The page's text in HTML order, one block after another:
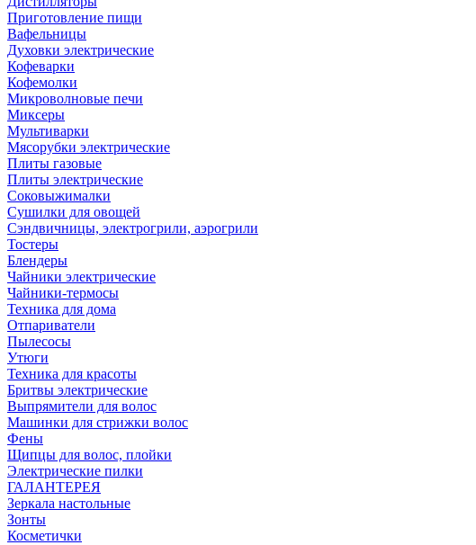
Приготовление пищи
Вафельницы
Духовки электрические
Кофеварки
Кофемолки
Микроволновые печи
Миксеры
Мультиварки
Мясорубки электрические
Плиты газовые
Плиты электрические
Соковыжималки
Сушилки для овощей
Сэндвичницы, электрогрили, аэрогрили
Тостеры
Блендеры
Чайники электрические
Чайники-термосы
Техника для дома
Отпариватели
Пылесосы
Утюги
Техника для красоты
Бритвы электрические
Выпрямители для волос
Машинки для стрижки волос
Фены
Щипцы для волос, плойки
Электрические пилки
ГАЛАНТЕРЕЯ
Зеркала настольные
Зонты
Косметички